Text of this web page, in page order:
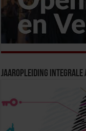
Jaaropleiding Integrale